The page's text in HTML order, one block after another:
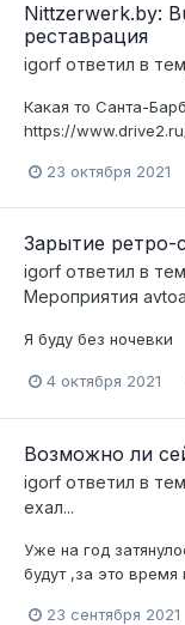
Nittzerwerk.by:
реставрация
igorf ответил в
Какая то Санта-
https://
23 октября 2021
Зарытие ретро-
igorf ответил в
Мероприятия
Я буду без ночевки
4 октября 2021
Возможно ли
igorf ответил в
ехал...
Уже на год
будут ,за это
23 сентября 2021